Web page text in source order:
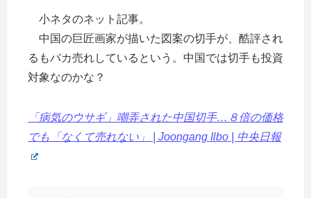
小ネタのネット記事。
中国の巨匠画家が描いた図案の切手が、酷評され
るもバカ売れしているという。中国では切手も投資
対象なのかな？
「病気のウサギ」嘲弄された中国切手…８倍の価格
でも「なくて売れない」 | Joongang Ilbo | 中央日報